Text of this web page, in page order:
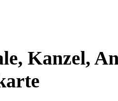
Kanzel,